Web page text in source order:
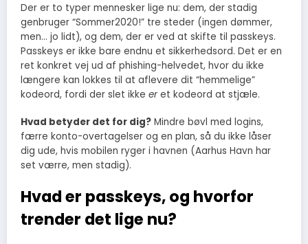
Der er to typer mennesker lige nu: dem, der stadig
genbruger “Sommer2020!” tre steder (ingen dømmer,
men… jo lidt), og dem, der er ved at skifte til passkeys.
Passkeys er ikke bare endnu et sikkerhedsord. Det er en
ret konkret vej ud af phishing-helvedet, hvor du ikke
længere kan lokkes til at aflevere dit “hemmelige”
kodeord, fordi der slet ikke eret kodeord at stjæle.
Hvad betyder det for dig? Mindre bøvl med logins,
færre konto-overtagelser og en plan, så du ikke låser
dig ude, hvis mobilen ryger i havnen (Aarhus Havn har
set værre, men stadig).
Hvad er passkeys, og hvorfor
trender det lige nu?